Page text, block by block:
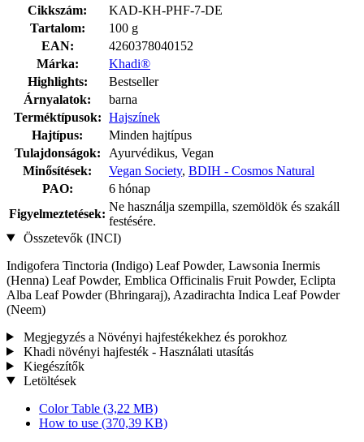
Cikkszám:
KAD-KH-PHF-7-DE
Tartalom:
100 g
EAN:
4260378040152
Márka:
Khadi®
Highlights:
Bestseller
Árnyalatok:
barna
Terméktípusok: Hajszínek
Hajtípus:
Minden hajtípus
Tulajdonságok:
Ayurvédikus, Vegan
Minősítések:
Vegan Society, BDIH - Cosmos Natural
PAO:
6 hónap
Figyelmeztetések:
Ne használja szempilla, szemöldök és szakáll
festésére.
Összetevők (INCI)
Indigofera Tinctoria (Indigo) Leaf Powder, Lawsonia Inermis
(Henna) Leaf Powder, Emblica Officinalis Fruit Powder, Eclipta
Alba Leaf Powder (Bhringaraj), Azadirachta Indica Leaf Powder
(Neem)
Megjegyzés a Növényi hajfestékekhez és porokhoz
Khadi növényi hajfesték - Használati utasítás
Kiegészítők
Letöltések
Color Table (3,22 MB)
How to use (370,39 KB)